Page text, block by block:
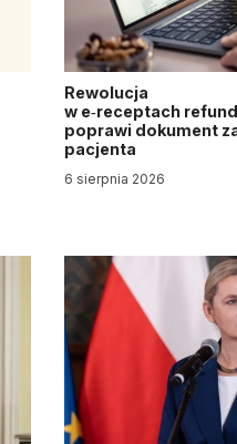
Rewolucja
w e‑receptach
poprawi dokument
pacjenta
6 sierpnia 2026